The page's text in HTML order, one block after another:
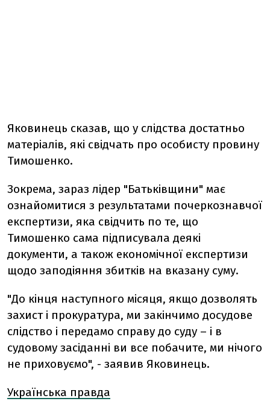
Яковинець сказав, що у слідства достатньо
матеріалів, які свідчать про особисту провину
Тимошенко.
Зокрема, зараз лідер "Батьківщини" має
ознайомитися з результатами почеркознавчої
експертизи, яка свідчить по те, що
Тимошенко сама підписувала деякі
документи, а також економічної експертизи
щодо заподіяння збитків на вказану суму.
"До кінця наступного місяця, якщо дозволять
захист і прокуратура, ми закінчимо досудове
слідство і передамо справу до суду – і в
судовому засіданні ви все побачите, ми нічого
не приховуємо", - заявив Яковинець.
Українська правда